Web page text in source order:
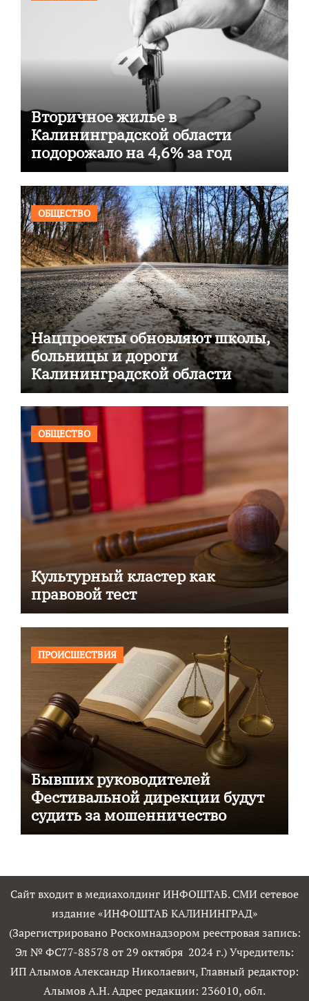
Вторичное жилье в
Калининградской области
подорожало на 4,6% за год
ОБЩЕСТВО
Нацпроекты обновляют школы,
больницы и дороги
Калининградской области
ОБЩЕСТВО
Культурный кластер как
правовой тест
ПРОИСШЕСТВИЯ
Бывших руководителей
Фестивальной дирекции будут
судить за мошенничество
Сайт входит в медиахолдинг ИНФОШТАБ. СМИ сетевое
издание «ИНФОШТАБ КАЛИНИНГРАД»
(Зарегистрировано Роскомнадзором реестровая запись:
Эл № ФС77-88578 от 29 октября 2024 г.) Учредитель:
ИП Алымов Александр Николаевич, Главный редактор:
Алымов А.Н. Адрес редакции: 236010, обл.